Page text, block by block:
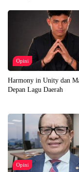
Opini
Harmony in Unity dan
Depan Lagu Daerah
Opini